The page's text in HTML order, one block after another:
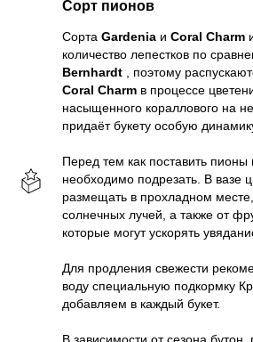
Сорт пионов
Сорта Gardenia и Coral Charm
количество лепестков по
Bernhardt
, поэтому
Coral Charm в процессе
насыщенного кораллового на
придаёт букету особую
Перед тем как поставить пионы
необходимо подрезать. В вазе
размещать в прохладном
солнечных лучей, а также от
которые могут ускорять
Для продления свежести
воду специальную подкормку
добавляем в каждый букет.